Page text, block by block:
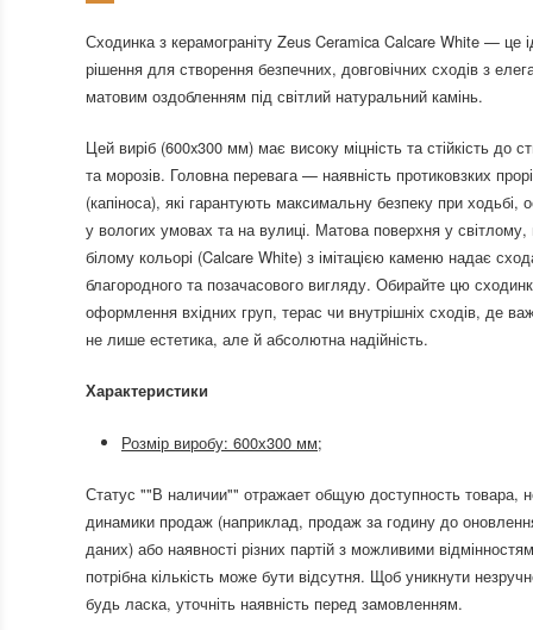
Сходинка з керамограніту Zeus Ceramica Calcare White — це
рішення для створення безпечних, довговічних сходів з
матовим оздобленням під світлий натуральний камінь.
Цей виріб (600x300 мм) має високу міцність та стійкість до
та морозів. Головна перевага — наявність протиковзких
(капіноса), які гарантують максимальну безпеку при ходьбі,
у вологих умовах та на вулиці. Матова поверхня у
білому кольорі (Calcare White) з імітацією каменю надає
благородного та позачасового вигляду. Обирайте цю
оформлення вхідних груп, терас чи внутрішніх сходів, де
не лише естетика, але й абсолютна надійність.
Характеристики
Розмір виробу: 600х300 мм;
Статус ""В наличии"" отражает общую доступность товара,
динамики продаж (наприклад, продаж за годину до
даних) або наявності різних партій з можливими
потрібна кількість може бути відсутня. Щоб уникнути
будь ласка, уточніть наявність перед замовленням.